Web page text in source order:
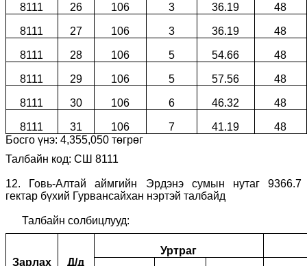
8111 26 106 3 36.19 48
8111 27 106 3 36.19 48
8111 28 106 5 54.66 48
8111 29 106 5 57.56 48
8111 30 106 6 46.32 48
8111 31 106 7 41.19
48
Босго үнэ: 4,355,050 төгрөг
Талбайн код: СШ 8111
12.
Говь-Алтай аймгийн Эрдэнэ сумын нутаг 9366.7
гектар бүхий Гурвансайхан нэртэй талбайд
Талбайн солбицлууд:
Зарлах Д/д
Уртраг